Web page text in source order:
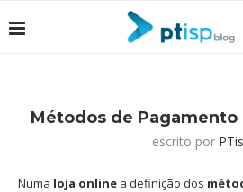
Métodos de Pagamento
escrito por
Numa loja online a definição dos